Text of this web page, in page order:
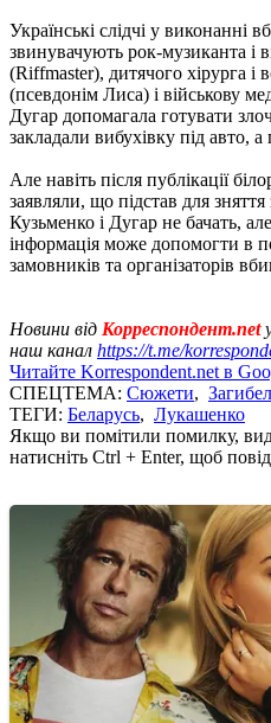
Українські слідчі у виконанні
звинувачують рок-музиканта і
(Riffmaster), дитячого хірурга
(псевдонім Лиса) і військову
Дугар допомагала готувати
закладали вибухівку під авто,
Але навіть після публікації
заявляли, що підстав для
Кузьменко і Дугар не бачать,
інформація може допомогти в
замовників та організаторів
Новини від Корреспондент.net
наш канал https://t.me/
Читайте Korrespondent.net в
СПЕЦТЕМА: Сюжети,
ТЕГИ: Беларусь, Лукашенко
Якщо ви помітили помилку,
натисніть Ctrl + Enter, щоб